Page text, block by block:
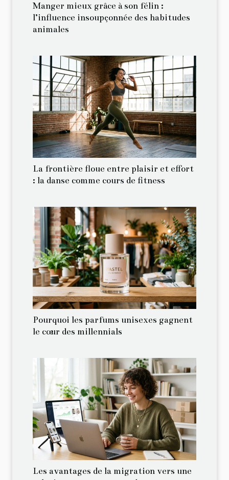
Manger mieux grâce à son félin :
l’influence insoupçonnée des habitudes
animales
La frontière floue entre plaisir et effort
: la danse comme cours de fitness
Pourquoi les parfums unisexes gagnent
le cœur des millennials
Les avantages de la migration vers une